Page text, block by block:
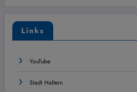
Links
YouTube
Stadt Haltern